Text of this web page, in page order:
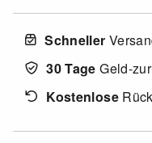
Schneller
30 Tage Geld-
Kostenlose